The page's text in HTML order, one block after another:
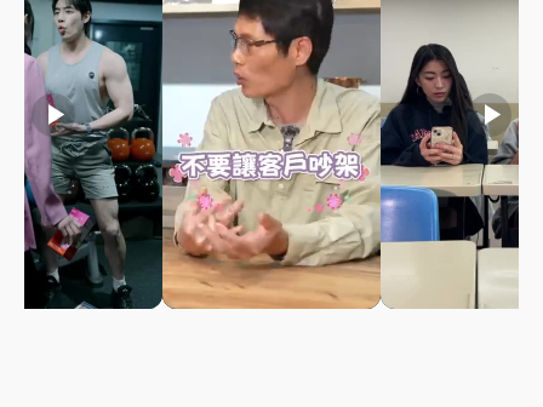
play_arrow play_arrow play_arrow